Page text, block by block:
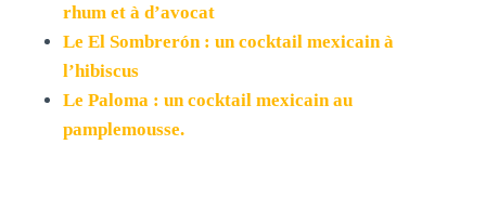
rhum et à d’avocat
Le El Sombrerón : un cocktail mexicain à
l’hibiscus
Le Paloma : un cocktail mexicain au
pamplemousse.